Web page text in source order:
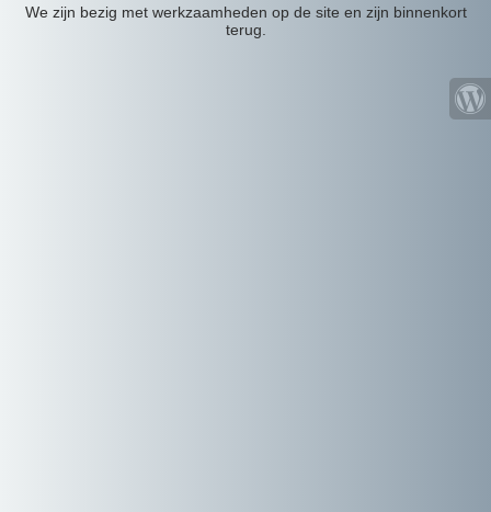
We zijn bezig met werkzaamheden op de site en zijn binnenkort
terug.